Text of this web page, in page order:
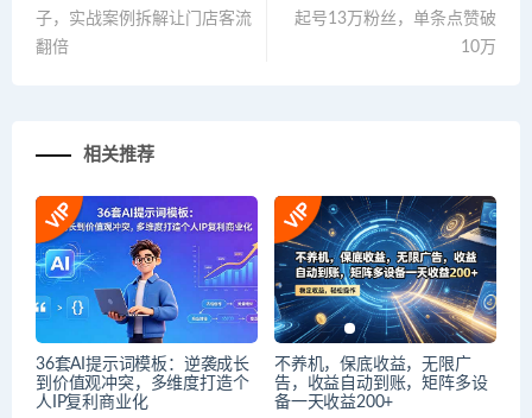
子，实战案例拆解让门店客流
翻倍
起号13万粉丝，单条点赞破
10万
相关推荐
36套AI提示词模板：逆袭成长
到价值观冲突，多维度打造个
人IP复利商业化
不养机，保底收益，无限广
告，收益自动到账，矩阵多设
备一天收益200+